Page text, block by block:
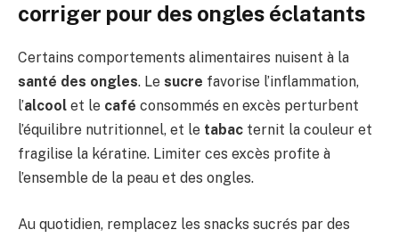
corriger pour des ongles éclatants
Certains comportements alimentaires nuisent à la
santé des ongles. Le sucre favorise l’inflammation,
l’alcool et le café consommés en excès perturbent
l’équilibre nutritionnel, et le tabac ternit la couleur et
fragilise la kératine. Limiter ces excès profite à
l’ensemble de la peau et des ongles.
Au quotidien, remplacez les snacks sucrés par des